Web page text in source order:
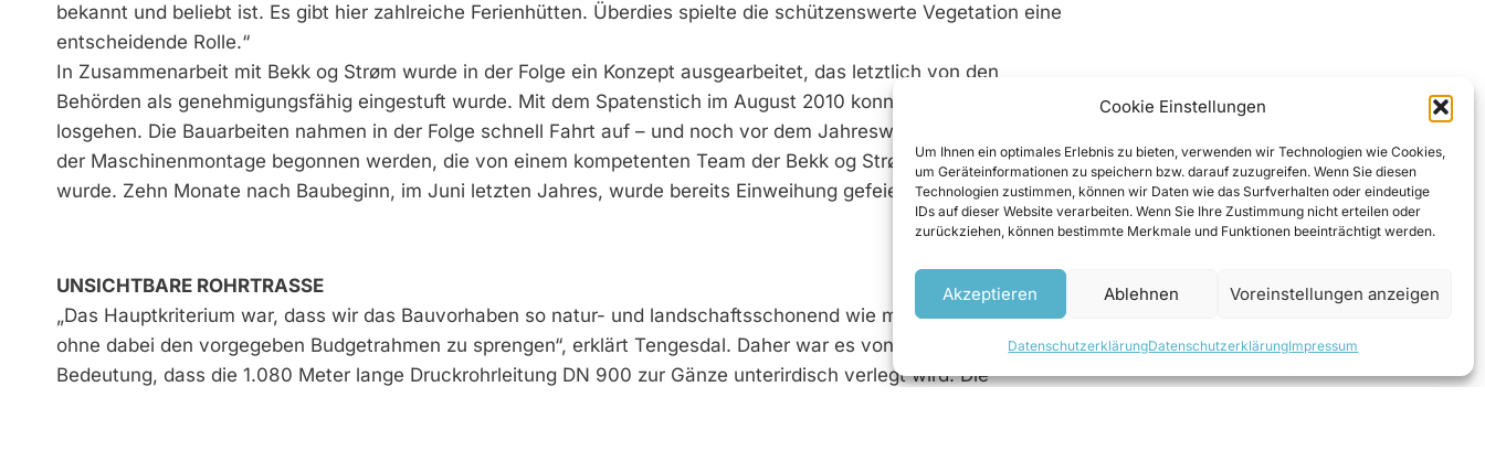
Cookie Einstellungen
Um Ihnen ein optimales Erlebnis zu bieten, verwenden wir Technologien wie Cookies,
um Geräteinformationen zu speichern bzw. darauf zuzugreifen. Wenn Sie diesen
Technologien zustimmen, können wir Daten wie das Surfverhalten oder eindeutige
IDs auf dieser Website verarbeiten. Wenn Sie Ihre Zustimmung nicht erteilen oder
zurückziehen, können bestimmte Merkmale und Funktionen beeinträchtigt werden.
Akzeptieren Ablehnen Voreinstellungen anzeigen
DatenschutzerklärungDatenschutzerklärungImpressum
bekannt und beliebt ist. Es gibt hier zahlreiche Ferienhütten. Überdies spielte die schützenswerte Vegetation eine
entscheidende Rolle.“
In Zusammenarbeit mit Bekk og Strøm wurde in der Folge ein Konzept ausgearbeitet, das letztlich von den
Behörden als genehmigungsfähig eingestuft wurde. Mit dem Spatenstich im August 2010 konnte es schließlich
losgehen. Die Bauarbeiten nahmen in der Folge schnell Fahrt auf – und noch vor dem Jahreswechsel konnte mit
der Maschinenmontage begonnen werden, die von einem kompetenten Team der Bekk og Strøm übernommen
wurde. Zehn Monate nach Baubeginn, im Juni letzten Jahres, wurde bereits Einweihung gefeiert.
UNSICHTBARE ROHRTRASSE
„Das Hauptkriterium war, dass wir das Bauvorhaben so natur- und landschaftsschonend wie möglich realisierten,
ohne dabei den vorgegeben Budgetrahmen zu sprengen“, erklärt Tengesdal. Daher war es von zentraler
Bedeutung, dass die 1.080 Meter lange Druckrohrleitung DN 900 zur Gänze unterirdisch verlegt wird. Die